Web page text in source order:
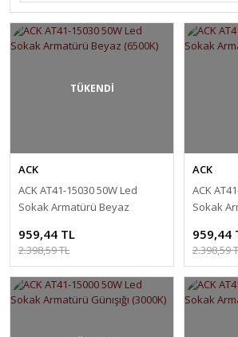
TÜKENDİ
ACK
ACK AT41-15030 50W Led
Sokak Armatürü Beyaz
959,44 TL
2.398,59 TL
ACK
ACK
Sokak
959,44
2.398,59